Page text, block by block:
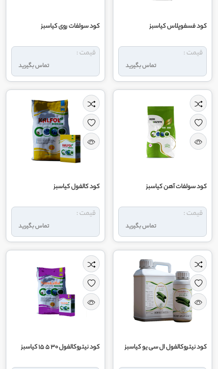
کود فسفوپلاس کیاسبز
تماس بگیرید
قیمت :
کود سولفات روی کیاسبز
تماس بگیرید
قیمت :
کود سولفات آهن کیاسبز
تماس بگیرید
قیمت :
کود کالفول کیاسبز
تماس بگیرید
قیمت :
کود نیتروکالفول ال سی یو کیاسبز کود نیتروکالفول 30 5 15 کیاسبز